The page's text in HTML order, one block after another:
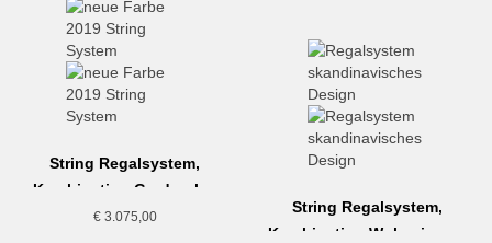
String Regalsystem,
Kombination Garderobe,
beige-weiss
€3.075,00
String Regalsystem,
Kombination Wohnzimmer